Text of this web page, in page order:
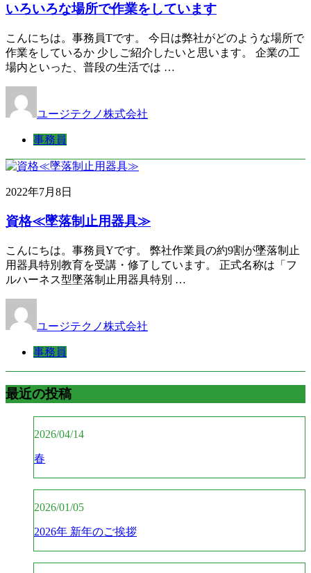
いろいろな場所で作業をしています
こんにちは。事務員Tです。 今日は弊社がどのような場所で
作業をしているか 少しご紹介したいと思います。 企業の工
場内といった、普段の生活では …
ユージテクノ株式会社
事務員
2022年7月8日
資格≪墜落制止用器具≫
こんにちは。事務員Yです。 弊社作業員の約9割が墜落制止
用器具特別教育を受講・修了しています。 正式名称は「フ
ルハーネス型墜落制止用器具特別 …
ユージテクノ株式会社
事務員
最近の投稿
2026/04/14
春
2026/01/05
2026年 新年のご挨拶